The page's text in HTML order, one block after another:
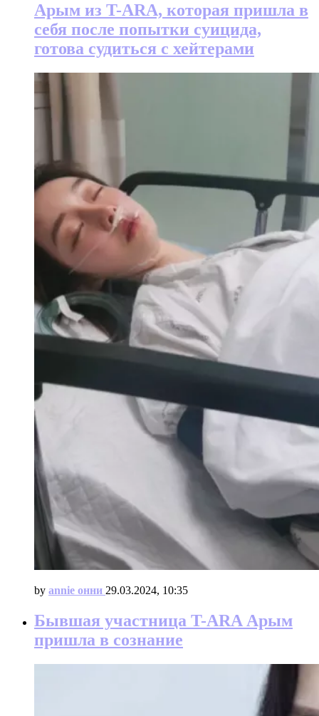
Арым из T-ARA, которая пришла в
себя после попытки суицида,
готова судиться с хейтерами
by annie онни 29.03.2024, 10:35
Бывшая участница T-ARA Арым
пришла в сознание